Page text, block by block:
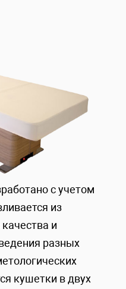
с учетом
из
и
разных
кушетки в двух